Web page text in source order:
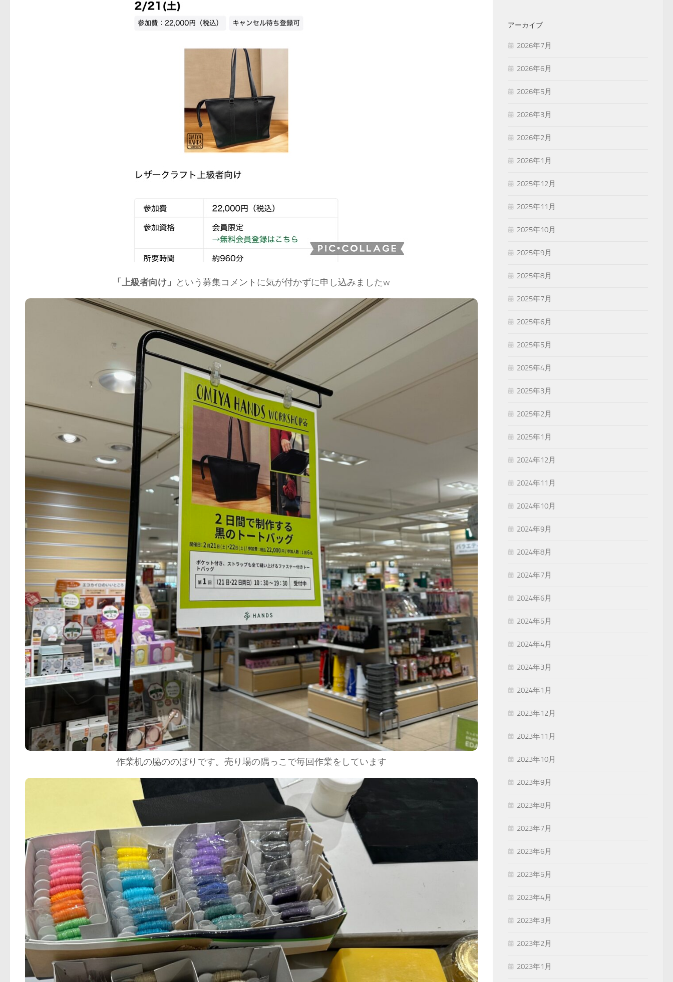
「上級者向け」 という募集コメントに気が付かずに申し込みましたw
作業机の脇ののぼりです。売り場の隅っこで毎回作業をしています
アーカイブ
2026年7月
2026年6月
2026年5月
2026年3月
2026年2月
2026年1月
2025年12月
2025年11月
2025年10月
2025年9月
2025年8月
2025年7月
2025年6月
2025年5月
2025年4月
2025年3月
2025年2月
2025年1月
2024年12月
2024年11月
2024年10月
2024年9月
2024年8月
2024年7月
2024年6月
2024年5月
2024年4月
2024年3月
2024年1月
2023年12月
2023年11月
2023年10月
2023年9月
2023年8月
2023年7月
2023年6月
2023年5月
2023年4月
2023年3月
2023年2月
2023年1月